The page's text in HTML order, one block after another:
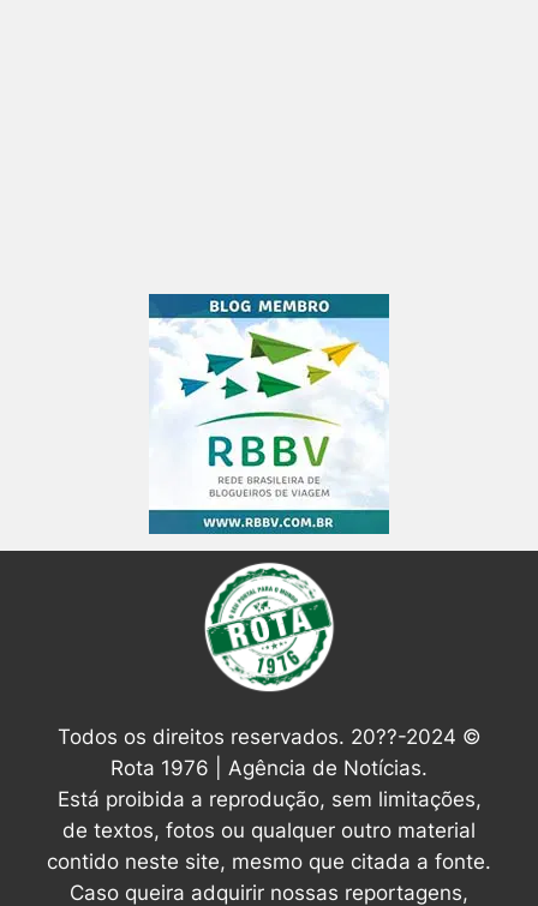
Todos os direitos reservados. 20??-2024 ©
Rota 1976 | Agência de Notícias.
Está proibida a reprodução, sem limitações,
de textos, fotos ou qualquer outro material
contido neste site, mesmo que citada a fonte.
Caso queira adquirir nossas reportagens,